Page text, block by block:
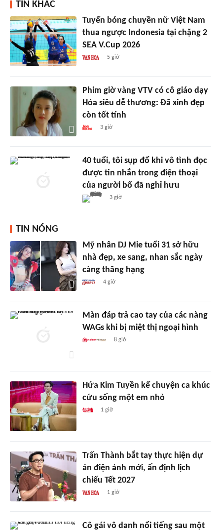
TIN KHÁC
Tuyển bóng chuyền nữ Việt Nam
thua ngược Indonesia tại chặng 2
SEA V.Cup 2026
5 giờ
Phim giờ vàng VTV có cô giáo dạy
Hóa siêu dễ thương: Đã xinh đẹp
còn tốt tính
3 giờ
40 tuổi, tôi sụp đổ khi vô tình đọc
được tin nhắn trong điện thoại
của người bố đã nghỉ hưu
3 giờ
TIN NÓNG
Mỹ nhân DJ Mie tuổi 31 sở hữu
nhà đẹp, xe sang, nhan sắc ngày
càng thăng hạng
4 giờ
Màn đáp trả cao tay của các nàng
WAGs khi bị miệt thị ngoại hình
8 giờ
Hứa Kim Tuyền kể chuyện ca khúc
cứu sống một em nhỏ
1 giờ
Trấn Thành bắt tay thực hiện dự
án điện ảnh mới, ấn định lịch
chiếu Tết 2027
1 giờ
Cô gái vô danh nổi tiếng sau một